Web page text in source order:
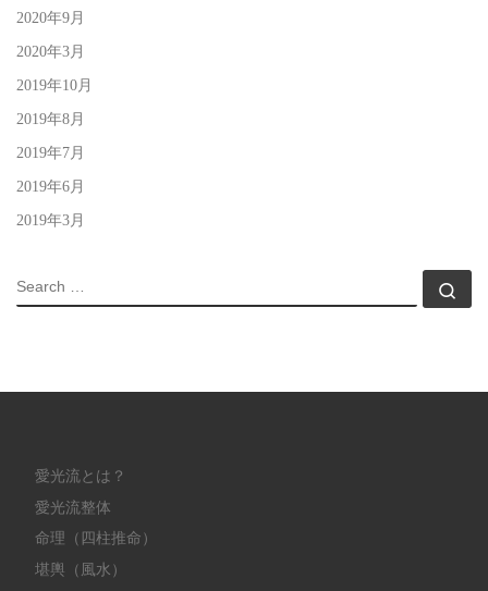
2020年9月
2020年3月
2019年10月
2019年8月
2019年7月
2019年6月
2019年3月
SEARCH
愛光流とは？
愛光流整体
命理（四柱推命）
堪輿（風水）